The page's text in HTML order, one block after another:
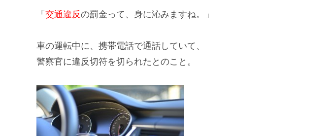
「 交通違反の罰金って、身に沁みますね。」
車の運転中に、 携帯電話で通話していて、
警察官に違反切符を切られたとのこと。